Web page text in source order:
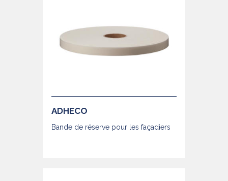
ADHECO
Bande de réserve pour les façadiers